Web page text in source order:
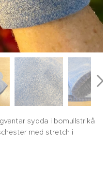
sydda i bomullstrikå
med stretch i